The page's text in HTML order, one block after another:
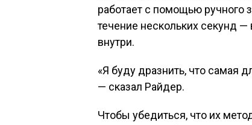
работает с помощью ручного
течение нескольких секунд —
внутри.
«Я буду дразнить, что самая
— сказал Райдер.
Чтобы убедиться, что их